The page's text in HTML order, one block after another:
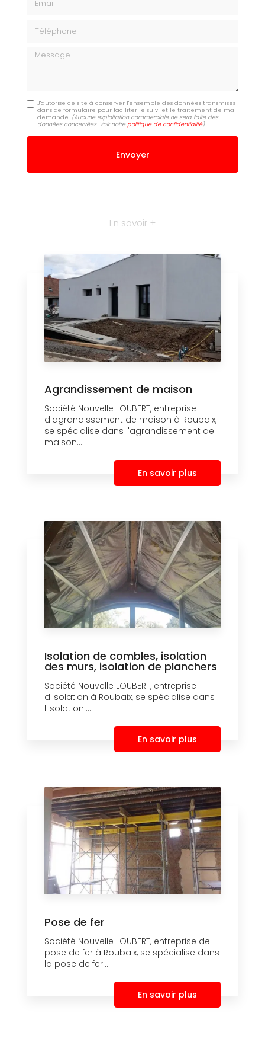
Message
J'autorise ce site à conserver l'ensemble des données transmises
dans ce formulaire pour faciliter le suivi et le traitement de ma
demande. (Aucune exploitation commerciale ne sera faite des
données concervées. Voir notrepolitique de confidentialité)
En savoir +
Agrandissement de maison
Société Nouvelle LOUBERT, entreprise
d'agrandissement de maison à Roubaix,
se spécialise dans l'agrandissement de
maison....
En savoir plus
Isolation de combles, isolation
des murs, isolation de planchers
Société Nouvelle LOUBERT, entreprise
d'isolation à Roubaix, se spécialise dans
l'isolation....
En savoir plus
Pose de fer
Société Nouvelle LOUBERT, entreprise de
pose de fer à Roubaix, se spécialise dans
la pose de fer....
En savoir plus